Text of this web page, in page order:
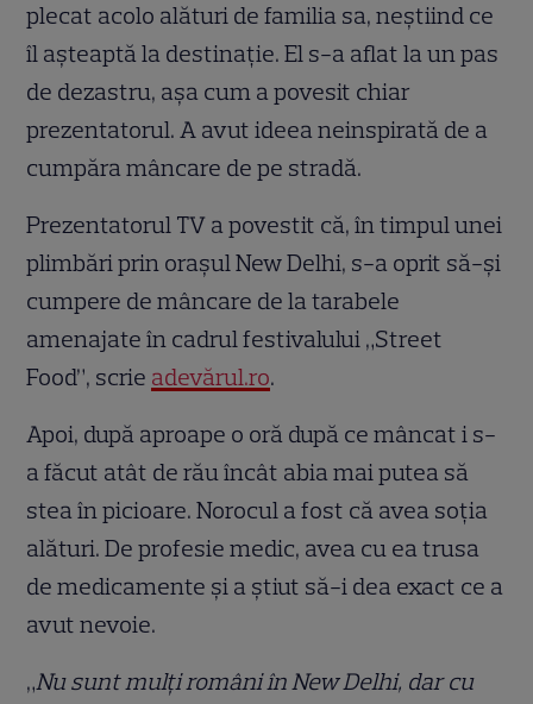
plecat acolo alături de familia sa, neștiind ce
îl așteaptă la destinație. El s-a aflat la un pas
de dezastru, așa cum a povesit chiar
prezentatorul. A avut ideea neinspirată de a
cumpăra mâncare de pe stradă.
Prezentatorul TV a povestit că, în timpul unei
plimbări prin orașul New Delhi, s-a oprit să-și
cumpere de mâncare de la tarabele
amenajate în cadrul festivalului „Street
Food”, scrie adevărul.ro.
Apoi, după aproape o oră după ce mâncat i s-
a făcut atât de rău încât abia mai putea să
stea în picioare. Norocul a fost că avea soția
alături. De profesie medic, avea cu ea trusa
de medicamente și a știut să-i dea exact ce a
avut nevoie.
„Nu sunt mulți români în New Delhi, dar cu